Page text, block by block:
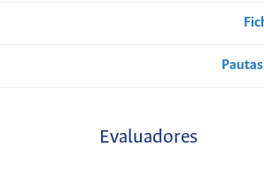
Evaluadores